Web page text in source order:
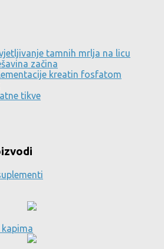
tamnih mrlja na licu
začina
kreatin fosfatom
tikve